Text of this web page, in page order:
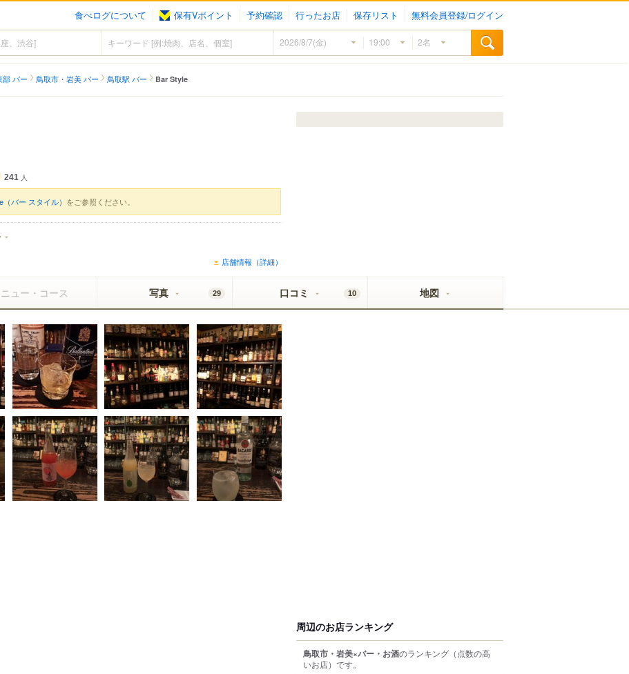
食べログについて 保有Vポイント 予約確認 行ったお店 保存リスト 無料会員登録/ログイン
部 バー 鳥取市・岩美 バー 鳥取駅 バー Bar Style
241 人
（バー スタイル） をご参照ください。
店舗情報（詳細）
ュー・コース 写真 29 口コミ 10 地図
周辺のお店ランキング
鳥取市・岩美×バー・お酒のランキング （点数の高
いお店） です。